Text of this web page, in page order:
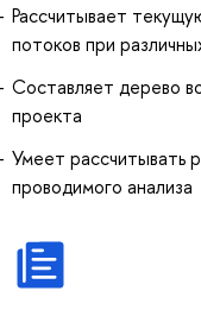
Рассчитывает
потоков при
Составляет дерево
проекта
Умеет рассчитывать
проводимого анализа